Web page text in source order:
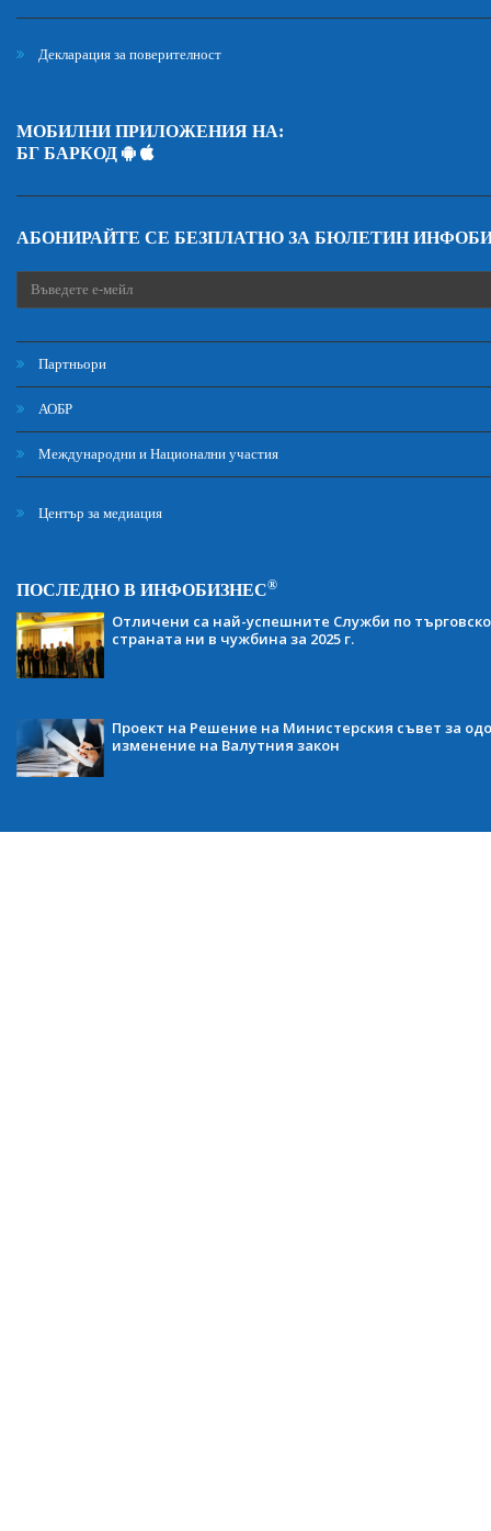
Декларация за поверителност
МОБИЛНИ ПРИЛОЖЕНИЯ НА:
БГ БАРКОД
АБОНИРАЙТЕ СЕ БЕЗПЛАТНО ЗА БЮЛЕТИН
Партньори
АОБР
Международни и Национални участия
Център за медиация
ПОСЛЕДНО В ИНФОБИЗНЕС®
Отличени са най-успешните Служби по
страната ни в чужбина за 2025 г.
Проект на Решение на Министерския съвет за
изменение на Валутния закон